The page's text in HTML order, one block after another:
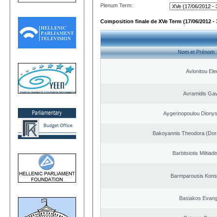
Plenum Term:
Composition finale de XVe Term (17/06/2012 -
Nom et Prénom
Avlonitou
Avramidis
Aygerinopoulou
Bakoyannis Theodora
Barbitsiotis
Barmparousis
Basiakos